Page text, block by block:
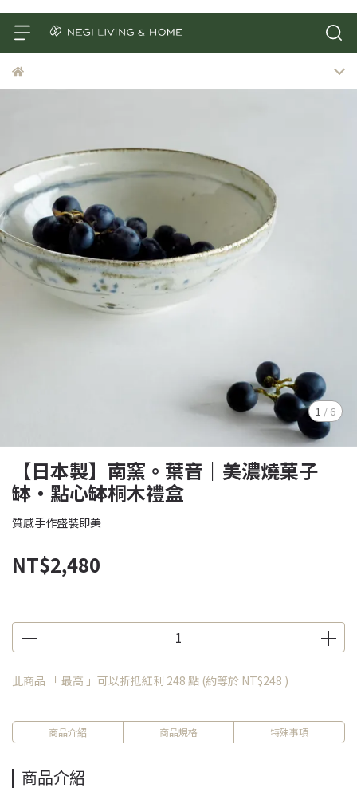
1 / 6
【日本製】南窯。葉音｜美濃燒菓子
缽・點心缽桐木禮盒
質感手作盛裝即美
NT$2,480
此商品 「 最高 」可以折抵紅利 248 點 (約等於 NT$248 )
商品介紹 商品規格 特殊事項
商品介紹